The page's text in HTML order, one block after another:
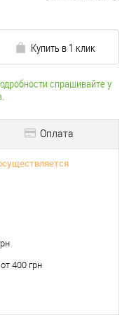
Купить в 1 клик
спрашивайте у
Оплата
400 грн